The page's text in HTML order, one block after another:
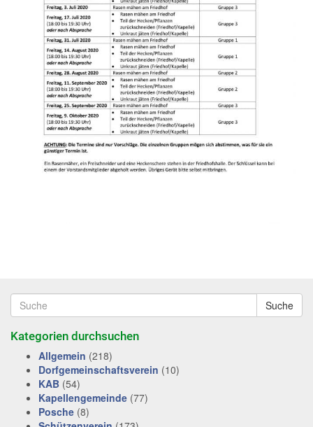
Suche
Kategorien durchsuchen
Allgemein (218)
Dorfgemeinschaftsverein (10)
KAB (54)
Kapellengemeinde (77)
Posche (8)